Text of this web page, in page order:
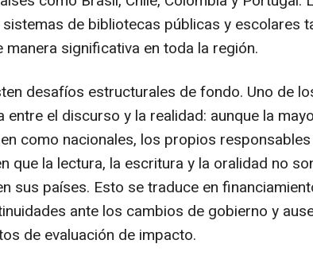
de bibliotecas públicas y escolares
significativa en toda la región.
desafíos estructurales de fondo. Uno de
el discurso y la realidad: aunque la
como nacionales, los propios
que la lectura, la escritura y la oralidad no
sus países. Esto se traduce en
ante los cambios de gobierno y
de evaluación de impacto.